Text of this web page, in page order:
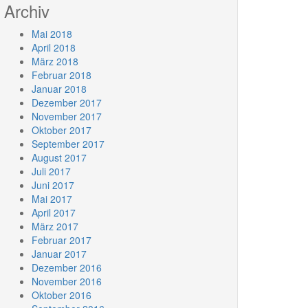
Archiv
Mai 2018
April 2018
März 2018
Februar 2018
Januar 2018
Dezember 2017
November 2017
Oktober 2017
September 2017
August 2017
Juli 2017
Juni 2017
Mai 2017
April 2017
März 2017
Februar 2017
Januar 2017
Dezember 2016
November 2016
Oktober 2016